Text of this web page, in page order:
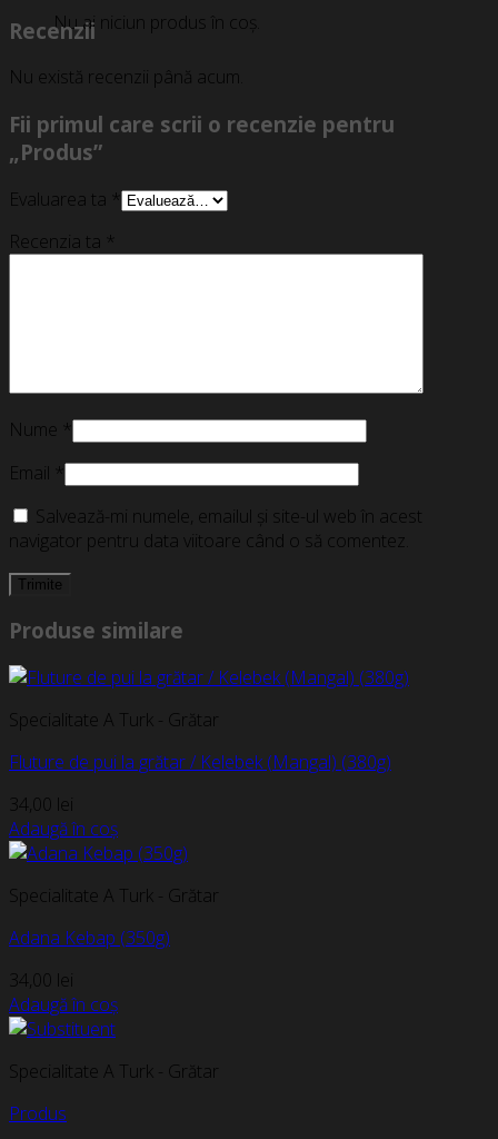
Nu ai niciun produs în coș.
Recenzii
Nu există recenzii până acum.
Fii primul care scrii o recenzie pentru
„Produs”
Evaluarea ta *
Recenzia ta *
Nume *
Email *
Salvează-mi numele, emailul și site-ul web în acest
navigator pentru data viitoare când o să comentez.
Produse similare
Specialitate A Turk - Grătar
Fluture de pui la grătar / Kelebek (Mangal) (380g)
34,00 lei
Adaugă în coș
Specialitate A Turk - Grătar
Adana Kebap (350g)
34,00 lei
Adaugă în coș
Specialitate A Turk - Grătar
Produs